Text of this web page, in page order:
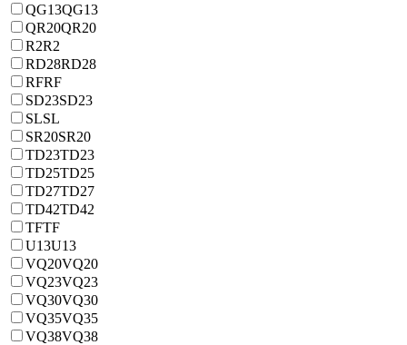
QG13QG13
QR20QR20
R2R2
RD28RD28
RFRF
SD23SD23
SLSL
SR20SR20
TD23TD23
TD25TD25
TD27TD27
TD42TD42
TFTF
U13U13
VQ20VQ20
VQ23VQ23
VQ30VQ30
VQ35VQ35
VQ38VQ38